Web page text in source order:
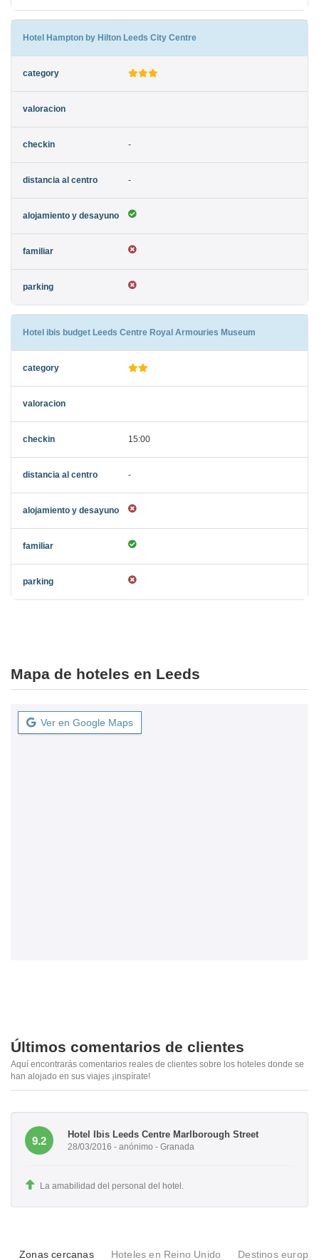
Hotel Hampton by Hilton Leeds City Centre
-
-
Hotel ibis budget Leeds Centre Royal Armouries Museum
15:00
-
Mapa de hoteles en Leeds
Ver en Google Maps
Últimos comentarios de clientes
Aquí encontrarás comentarios reales de clientes sobre los hoteles donde se
han alojado en sus viajes ¡inspírate!
9.2
Hotel Ibis Leeds Centre Marlborough Street
28/03/2016 - anónimo - Granada
La amabilidad del personal del hotel.
Zonas cercanas Hoteles en Reino Unido Destinos